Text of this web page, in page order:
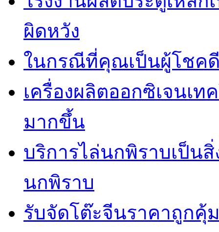
ผิดหวัง
ในกรณีที่คุณเป็นผู้โชคดี
เครื่องผลิตออกซิเจนเ
มากขึ้น
บริการไล่นกพิราบเป็น
นกพิราบ
รับจัดโต๊ะจีนราคาถูกคุ้